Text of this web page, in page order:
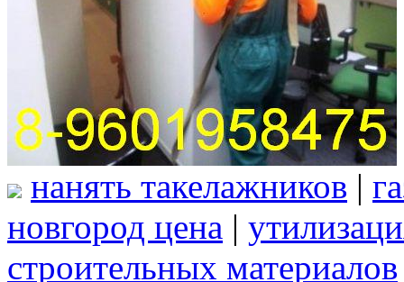
нанять такелажников |
новгород цена |
строительных материалов